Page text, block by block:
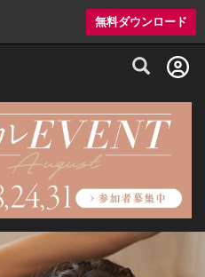
無料ダウンロード
情報・プレミアムレストラン予約